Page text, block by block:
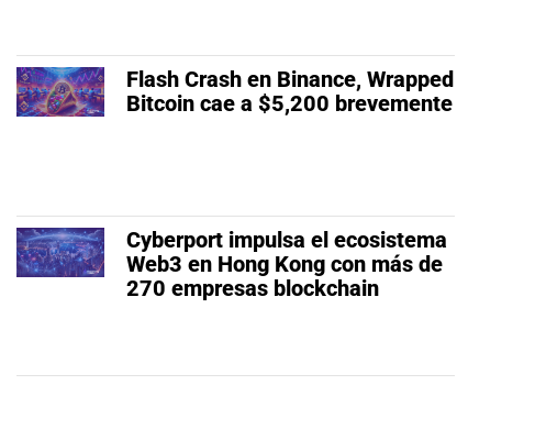
Flash Crash en Binance, Wrapped
Bitcoin cae a $5,200 brevemente
Cyberport impulsa el ecosistema
Web3 en Hong Kong con más de
270 empresas blockchain